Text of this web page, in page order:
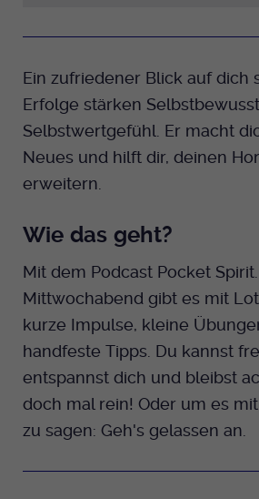
Ein zufriedener Blick auf dich
Erfolge stärken
Selbstwertgefühl. Er macht
Neues und hilft dir, deinen
erweitern.
Wie das geht?
Mit dem Podcast Pocket
Mittwochabend gibt es mit
kurze Impulse, kleine
handfeste Tipps. Du kannst
entspannst dich und bleibst
doch mal rein! Oder um es
zu sagen: Geh's gelassen an.